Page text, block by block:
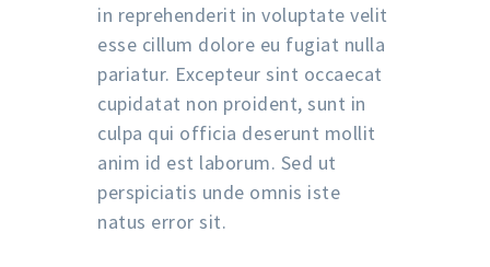
in reprehenderit in voluptate velit
esse cillum dolore eu fugiat nulla
pariatur. Excepteur sint occaecat
cupidatat non proident, sunt in
culpa qui officia deserunt mollit
anim id est laborum. Sed ut
perspiciatis unde omnis iste
natus error sit.